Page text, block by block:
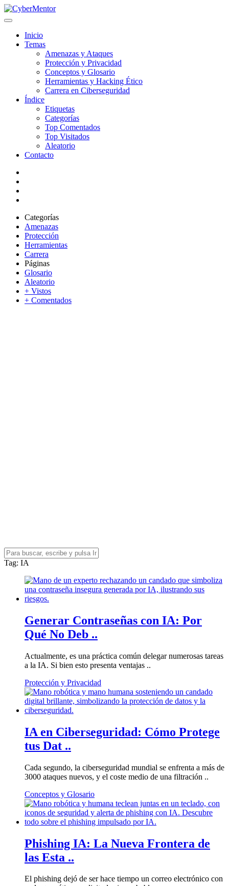
Inicio
Temas
Amenazas y Ataques
Protección y Privacidad
Conceptos y Glosario
Herramientas y Hacking Ético
Carrera en Ciberseguridad
Índice
Etiquetas
Categorías
Top Comentados
Top Visitados
Aleatorio
Contacto
Categorías
Amenazas
Protección
Herramientas
Carrera
Páginas
Glosario
Aleatorio
+ Vistos
+ Comentados
Tag: IA
Generar Contraseñas con IA: Por
Qué No Deb ..
Actualmente, es una práctica común delegar numerosas tareas
a la IA. Si bien esto presenta ventajas ..
Protección y Privacidad
IA en Ciberseguridad: Cómo Protege
tus Dat ..
Cada segundo, la ciberseguridad mundial se enfrenta a más de
3000 ataques nuevos, y el coste medio de una filtración ..
Conceptos y Glosario
Phishing IA: La Nueva Frontera de
las Esta ..
El phishing dejó de ser hace tiempo un correo electrónico con